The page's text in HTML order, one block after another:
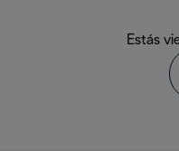
Estás